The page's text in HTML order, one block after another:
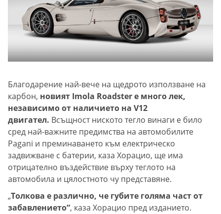
Благодарение най-вече на щедрото използване на
карбон, новият Imola Roadster е много лек,
независимо от наличието на V12
двигател. Всъщност ниското тегло винаги е било
сред най-важните предимства на автомобилите
Pagani и преминаването към електрическо
задвижване с батерии, каза Хорацио, ще има
отрицателно въздействие върху теглото на
автомобила и цялостното чу представяне.
„Толкова е различно, че губите голяма част от
забавлението“, каза Хорацио пред изданието.